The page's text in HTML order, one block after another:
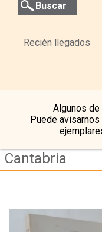
Recién llegados
Algunos de
Puede
Cantabria